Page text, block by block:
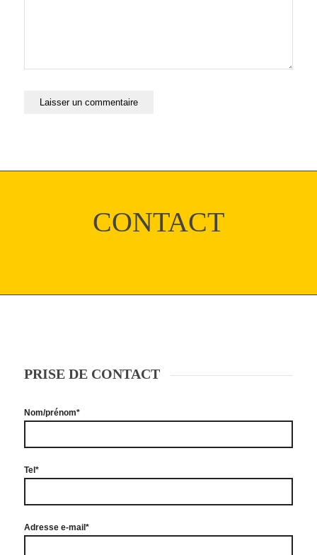
CONTACT
PRISE DE CONTACT
Nom/prénom*
Tel*
Adresse e-mail*